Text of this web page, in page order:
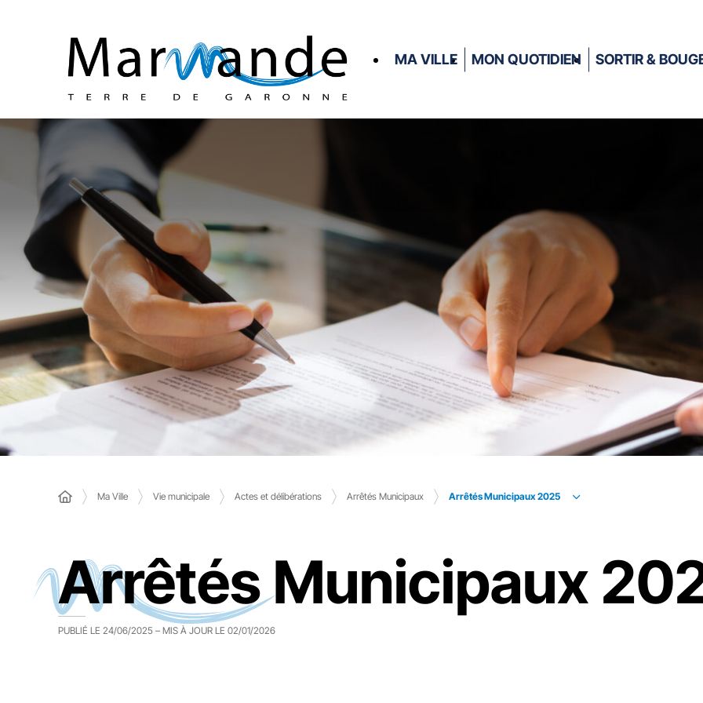
MA VILLE MON QUOTIDIEN SORTIR &
Ma Ville Vie municipale Actes et délibérations Arrêtés Municipaux Arrêtés Municipaux 2025
Arrêtés Municipaux
PUBLIÉ LE 24/06/2025 – MIS À JOUR LE 02/01/2026